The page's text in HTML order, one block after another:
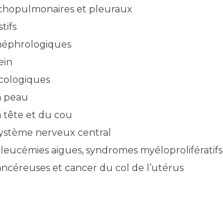
et pleuraux
peau
tête et du cou
nerveux central
aigues, syndromes myéloprolifératifs
et cancer du col de l’utérus